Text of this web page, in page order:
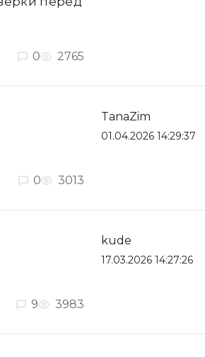
0
2765
0
3013
TanaZim
01.04.2026 14:29:37
9
3983
kude
17.03.2026 14:27:26